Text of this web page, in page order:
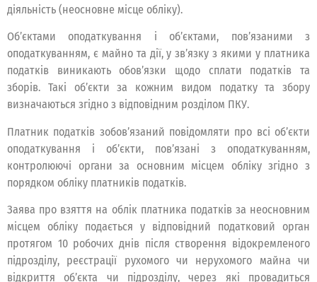
діяльність (неосновне місце обліку).
Об’єктами оподаткування і об’єктами, пов’язаними з
оподаткуванням, є майно та дії, у зв’язку з якими у платника
податків виникають обов’язки щодо сплати податків та
зборів. Такі об’єкти за кожним видом податку та збору
визначаються згідно з відповідним розділом ПКУ.
Платник податків зобов’язаний повідомляти про всі об’єкти
оподаткування і об’єкти, пов’язані з оподаткуванням,
контролюючі органи за основним місцем обліку згідно з
порядком обліку платників податків.
Заява про взяття на облік платника податків за неосновним
місцем обліку подається у відповідний податковий орган
протягом 10 робочих днів після створення відокремленого
підрозділу, реєстрації рухомого чи нерухомого майна чи
відкриття об’єкта чи підрозділу, через які провадиться